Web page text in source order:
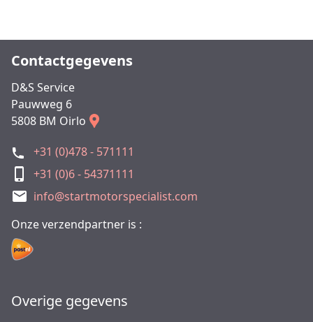
Contactgegevens
D&S Service
Pauwweg 6
5808 BM Oirlo
+31 (0)478 - 571111
+31 (0)6 - 54371111
info@startmotorspecialist.com
Onze verzendpartner is :
Overige gegevens